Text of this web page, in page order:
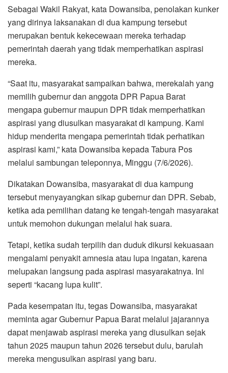
Sebagai Wakil Rakyat, kata Dowansiba, penolakan kunker
yang dirinya laksanakan di dua kampung tersebut
merupakan bentuk kekecewaan mereka terhadap
pemerintah daerah yang tidak memperhatikan aspirasi
mereka.
“Saat itu, masyarakat sampaikan bahwa, merekalah yang
memilih gubernur dan anggota DPR Papua Barat
mengapa gubernur maupun DPR tidak memperhatikan
aspirasi yang diusulkan masyarakat di kampung. Kami
hidup menderita mengapa pemerintah tidak perhatikan
aspirasi kami,” kata Dowansiba kepada Tabura Pos
melalui sambungan teleponnya, Minggu (7/6/2026).
Dikatakan Dowansiba, masyarakat di dua kampung
tersebut menyayangkan sikap gubernur dan DPR. Sebab,
ketika ada pemilihan datang ke tengah-tengah masyarakat
untuk memohon dukungan melalui hak suara.
Tetapi, ketika sudah terpilih dan duduk dikursi kekuasaan
mengalami penyakit amnesia atau lupa ingatan, karena
melupakan langsung pada aspirasi masyarakatnya. Ini
seperti “kacang lupa kulit”.
Pada kesempatan itu, tegas Dowansiba, masyarakat
meminta agar Gubernur Papua Barat melalui jajarannya
dapat menjawab aspirasi mereka yang diusulkan sejak
tahun 2025 maupun tahun 2026 tersebut dulu, barulah
mereka mengusulkan aspirasi yang baru.